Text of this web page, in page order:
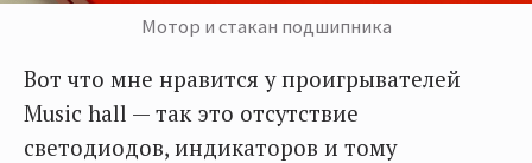
Мотор и стакан подшипника
Вот что мне нравится у проигрывателей
Music hall — так это отсутствие
светодиодов, индикаторов и тому